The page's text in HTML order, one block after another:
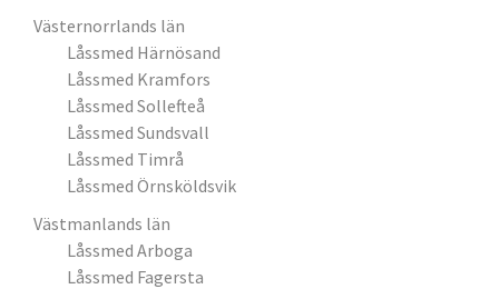
Västernorrlands län
Låssmed Härnösand
Låssmed Kramfors
Låssmed Sollefteå
Låssmed Sundsvall
Låssmed Timrå
Låssmed Örnsköldsvik
Västmanlands län
Låssmed Arboga
Låssmed Fagersta